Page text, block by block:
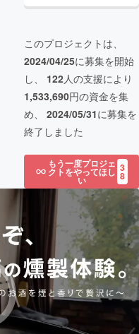
このプロジェクトは、
2024/04/25に募集を開始
し、 122人の支援により
1,533,690円の資金を集
め、 2024/05/31に募集を
終了しました
もう一度プロジェ
クトをやってほし
い
3
8